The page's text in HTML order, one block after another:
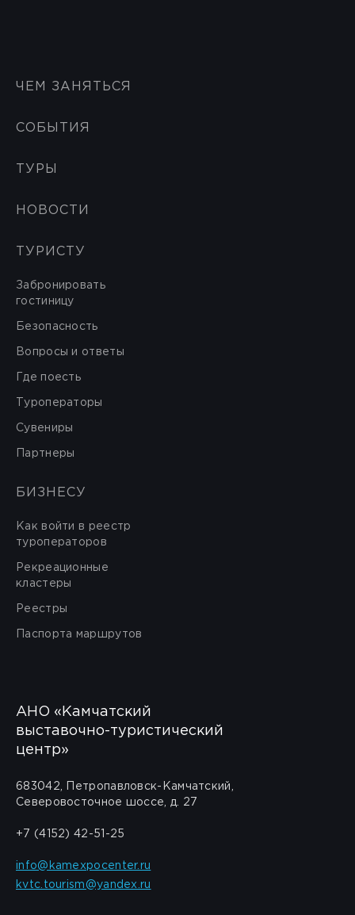
ЧЕМ ЗАНЯТЬСЯ
СОБЫТИЯ
ТУРЫ
НОВОСТИ
ТУРИСТУ
Забронировать
гостиницу
Безопасность
Вопросы и ответы
Где поесть
Туроператоры
Сувениры
Партнеры
БИЗНЕСУ
Как войти в реестр
туроператоров
Рекреационные
кластеры
Реестры
Паспорта маршрутов
АНО «Камчатский
выставочно-туристический
центр»
683042, Петропавловск-Камчатский,
Северовосточное шоссе, д. 27
+7 (4152) 42-51-25
info@kamexpocenter.ru
kvtc.tourism@yandex.ru